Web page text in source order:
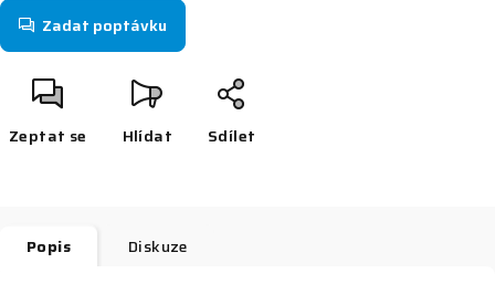
Zadat poptávku
Zeptat se Hlídat Sdílet
A
Popis Diskuze